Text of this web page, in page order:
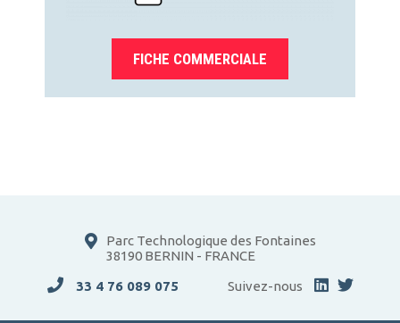
FICHE COMMERCIALE
Parc Technologique des Fontaines
38190 BERNIN - FRANCE
33 4 76 089 075
Suivez-nous